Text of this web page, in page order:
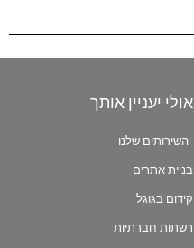
אולי יעניין אותך
השירותים שלנו
בניית אתרים
קידום בגוגל
רשתות חברתיות